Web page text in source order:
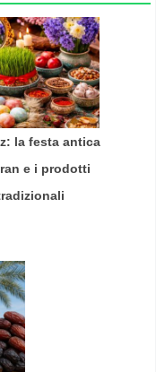
la festa antica
e i prodotti